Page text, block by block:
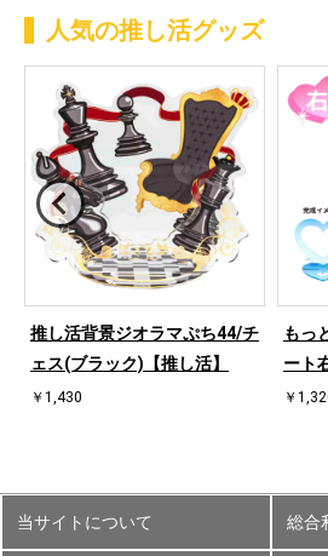
人気の推し活グッズ
推し活背景ジオラマぷち44/チ
ェス(ブラック)【推し活】
￥1,430
もっ
ート
￥
当サイトについて 総合